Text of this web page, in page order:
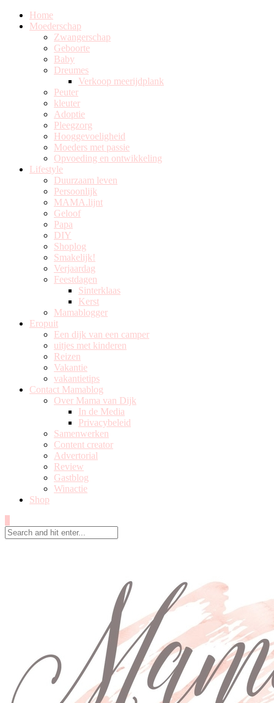
Home
Moederschap
Zwangerschap
Geboorte
Baby
Dreumes
Verkoop meerijdplank
Peuter
kleuter
Adoptie
Pleegzorg
Hooggevoeligheid
Moeders met passie
Opvoeding en ontwikkeling
Lifestyle
Duurzaam leven
Persoonlijk
MAMA.lijnt
Geloof
Papa
DIY
Shoplog
Smakelijk!
Verjaardag
Feestdagen
Sinterklaas
Kerst
Mamablogger
Eropuit
Een dijk van een camper
uitjes met kinderen
Reizen
Vakantie
vakantietips
Contact Mamablog
Over Mama van Dijk
In de Media
Privacybeleid
Samenwerken
Content creator
Advertorial
Review
Gastblog
Winactie
Shop